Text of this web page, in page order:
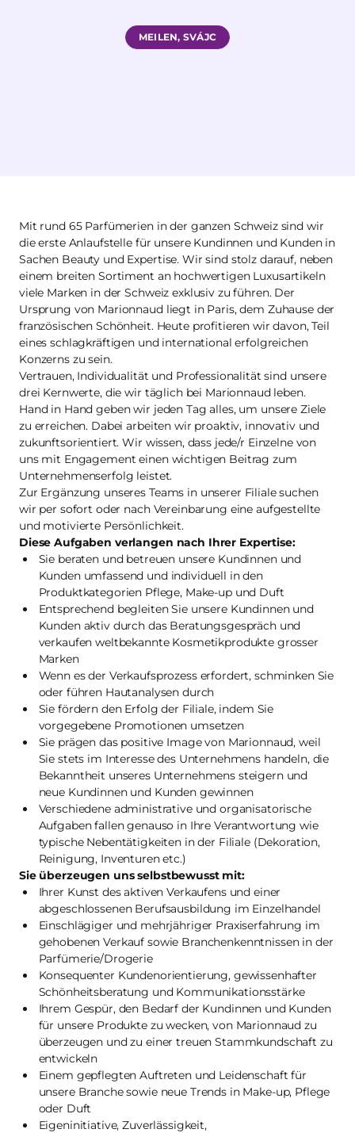
MEILEN, SVÁJC
Mit rund 65 Parfümerien in der ganzen Schweiz sind wir
die erste Anlaufstelle für unsere Kundinnen und Kunden in
Sachen Beauty und Expertise. Wir sind stolz darauf, neben
einem breiten Sortiment an hochwertigen Luxusartikeln
viele Marken in der Schweiz exklusiv zu führen. Der
Ursprung von Marionnaud liegt in Paris, dem Zuhause der
französischen Schönheit. Heute profitieren wir davon, Teil
eines schlagkräftigen und international erfolgreichen
Konzerns zu sein.
Vertrauen, Individualität und Professionalität sind unsere
drei Kernwerte, die wir täglich bei Marionnaud leben.
Hand in Hand geben wir jeden Tag alles, um unsere Ziele
zu erreichen. Dabei arbeiten wir proaktiv, innovativ und
zukunftsorientiert. Wir wissen, dass jede/r Einzelne von
uns mit Engagement einen wichtigen Beitrag zum
Unternehmenserfolg leistet.
Zur Ergänzung unseres Teams in unserer Filiale suchen
wir per sofort oder nach Vereinbarung eine aufgestellte
und motivierte Persönlichkeit.
Diese Aufgaben verlangen nach Ihrer Expertise:
Sie beraten und betreuen unsere Kundinnen und
Kunden umfassend und individuell in den
Produktkategorien Pflege, Make-up und Duft
Entsprechend begleiten Sie unsere Kundinnen und
Kunden aktiv durch das Beratungsgespräch und
verkaufen weltbekannte Kosmetikprodukte grosser
Marken
Wenn es der Verkaufsprozess erfordert, schminken Sie
oder führen Hautanalysen durch
Sie fördern den Erfolg der Filiale, indem Sie
vorgegebene Promotionen umsetzen
Sie prägen das positive Image von Marionnaud, weil
Sie stets im Interesse des Unternehmens handeln, die
Bekanntheit unseres Unternehmens steigern und
neue Kundinnen und Kunden gewinnen
Verschiedene administrative und organisatorische
Aufgaben fallen genauso in Ihre Verantwortung wie
typische Nebentätigkeiten in der Filiale (Dekoration,
Reinigung, Inventuren etc.)
Sie überzeugen uns selbstbewusst mit:
Ihrer Kunst des aktiven Verkaufens und einer
abgeschlossenen Berufsausbildung im Einzelhandel
Einschlägiger und mehrjähriger Praxiserfahrung im
gehobenen Verkauf sowie Branchenkenntnissen in der
Parfümerie/Drogerie
Konsequenter Kundenorientierung, gewissenhafter
Schönheitsberatung und Kommunikationsstärke
Ihrem Gespür, den Bedarf der Kundinnen und Kunden
für unsere Produkte zu wecken, von Marionnaud zu
überzeugen und zu einer treuen Stammkundschaft zu
entwickeln
Einem gepflegten Auftreten und Leidenschaft für
unsere Branche sowie neue Trends in Make-up, Pflege
oder Duft
Eigeninitiative, Zuverlässigkeit,